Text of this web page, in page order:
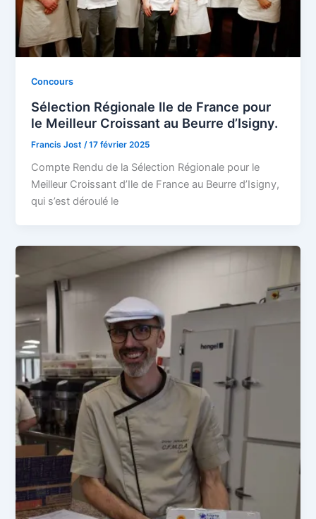
Concours
Sélection Régionale Ile de France pour
le Meilleur Croissant au Beurre d’Isigny.
Francis Jost /17 février 2025
Compte Rendu de la Sélection Régionale pour le
Meilleur Croissant d’Ile de France au Beurre d’Isigny,
qui s’est déroulé le